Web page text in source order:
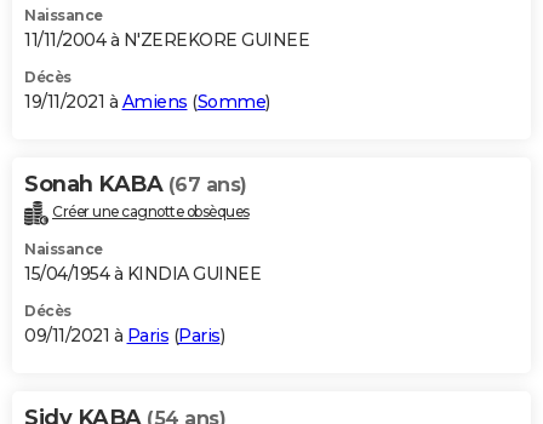
Naissance
11/11/2004 à N'ZEREKORE GUINEE
Décès
19/11/2021 à Amiens (Somme)
Sonah KABA (67 ans)
Créer une cagnotte obsèques
Naissance
15/04/1954 à KINDIA GUINEE
Décès
09/11/2021 à Paris (Paris)
Sidy KABA (54 ans)